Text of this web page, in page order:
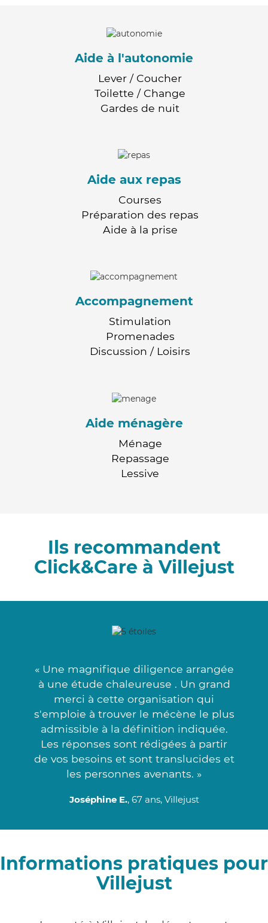
Aide à l'autonomie
Lever / Coucher
Toilette / Change
Gardes de nuit
Aide aux repas
Courses
Préparation des repas
Aide à la prise
Accompagnement
Stimulation
Promenades
Discussion / Loisirs
Aide ménagère
Ménage
Repassage
Lessive
Ils recommandent
Click&Care à Villejust
« Une magnifique diligence arrangée
à une étude chaleureuse . Un grand
merci à cette organisation qui
s'emploie à trouver le mécène le plus
admissible à la définition indiquée.
Les réponses sont rédigées à partir
de vos besoins et sont translucides et
les personnes avenants. »
Joséphine E., 67 ans, Villejust
Informations pratiques pour
Villejust